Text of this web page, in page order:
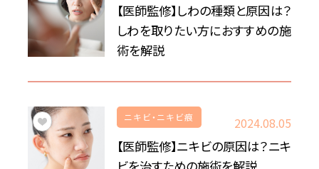
【医師監修】しわの種類と原因は？
しわを取りたい方におすすめの施
術を解説
ニキビ・ニキビ痕 2024.08.05
【医師監修】ニキビの原因は？ニキ